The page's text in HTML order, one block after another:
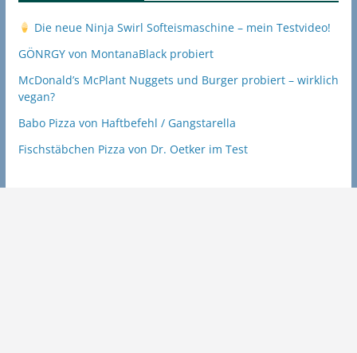
Die neue Ninja Swirl Softeismaschine – mein Testvideo!
GÖNRGY von MontanaBlack probiert
McDonald’s McPlant Nuggets und Burger probiert – wirklich
vegan?
Babo Pizza von Haftbefehl / Gangstarella
Fischstäbchen Pizza von Dr. Oetker im Test